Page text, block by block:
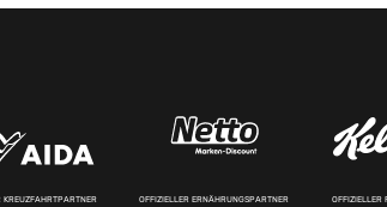
KREUZFAHRTPARTNER OFFIZIELLER ERNÄHRUNGSPARTNER OFFIZIELLER